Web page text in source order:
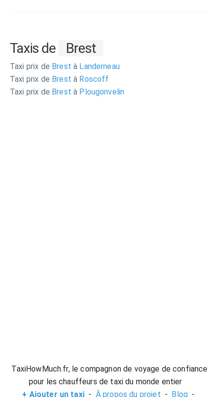
Taxis de Brest
Taxi prix de Brestà Landerneau
Taxi prix de Brestà Roscoff
Taxi prix de Brestà Plougonvelin
TaxiHowMuch.fr, le compagnon de voyage de confiance
pour les chauffeurs de taxi du monde entier
+ Ajouter un taxi- À propos du projet - Blog -